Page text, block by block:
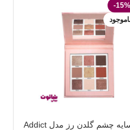
-15%
پالت سایه چشم گلدن رز مدل Addict